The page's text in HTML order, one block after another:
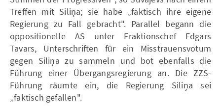
Treffen mit Siliņa; sie habe „faktisch ihre eigene
Regierung zu Fall gebracht". Parallel begann die
oppositionelle AS unter Fraktionschef Edgars
Tavars, Unterschriften für ein Misstrauensvotum
gegen Siliņa zu sammeln und bot ebenfalls die
Führung einer Übergangsregierung an. Die ZZS-
Führung räumte ein, die Regierung Siliņa sei
„faktisch gefallen".